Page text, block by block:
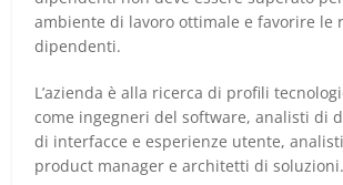
ambiente di lavoro ottimale e favorire le
dipendenti.
L’azienda è alla ricerca di profili
come ingegneri del software, analisti di
di interfacce e esperienze utente,
product manager e architetti di soluzioni.